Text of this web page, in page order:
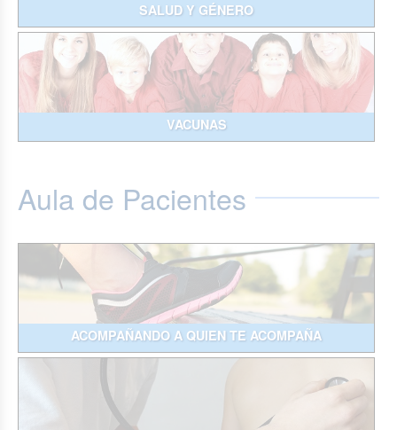
SALUD Y GÉNERO
VACUNAS
Aula de Pacientes
ACOMPAÑANDO A QUIEN TE ACOMPAÑA